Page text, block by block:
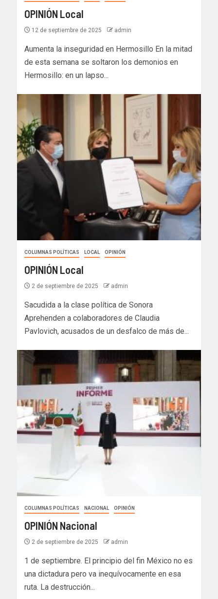
OPINIÓN Local
12 de septiembre de 2025 admin
Aumenta la inseguridad en Hermosillo En la mitad
de esta semana se soltaron los demonios en
Hermosillo: en un lapso...
COLUMNAS POLÍTICAS LOCAL OPINIÓN
OPINIÓN Local
2 de septiembre de 2025 admin
Sacudida a la clase política de Sonora
Aprehenden a colaboradores de Claudia
Pavlovich, acusados de un desfalco de más de...
COLUMNAS POLÍTICAS NACIONAL OPINIÓN
OPINIÓN Nacional
2 de septiembre de 2025 admin
1 de septiembre. El principio del fin México no es
una dictadura pero va inequívocamente en esa
ruta. La destrucción...